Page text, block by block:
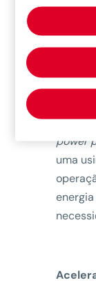
de
Com o
power
uma